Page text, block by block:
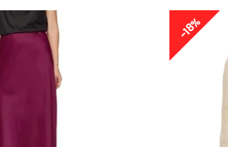
-18%